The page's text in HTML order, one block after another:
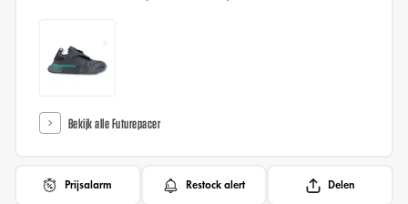
Bekijk alle Futurepacer
Prijsalarm Restock alert Delen